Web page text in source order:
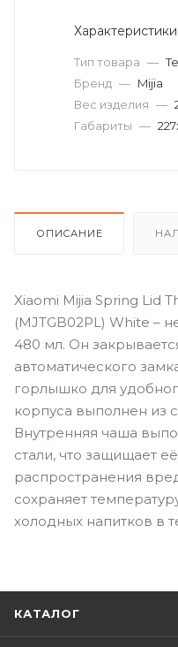
Характеристики
Тип товара —
Бренд — Mijia
Вес изделия —
Габариты —
ОПИСАНИЕ
Xiaomi Mijia Spring Lid
(MJTGB02PL) White –
480 мл. Он
автоматического
горлышко для
корпуса выполнен из
Внутренняя чаша
стали, что защищает
распространения
сохраняет
холодных напитков в
КАТАЛОГ